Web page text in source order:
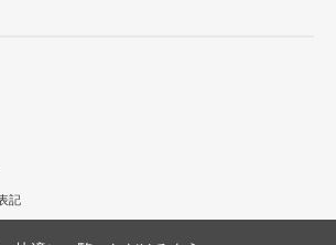
記